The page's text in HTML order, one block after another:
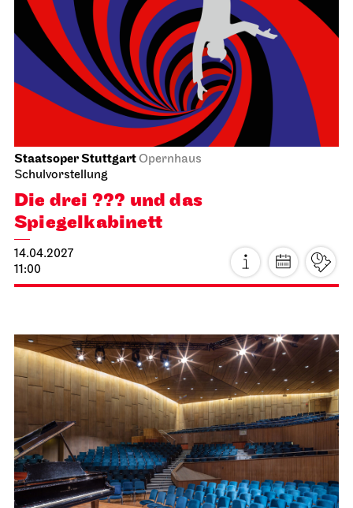
Stuttgarter Ballett
Opernhaus
Ballettabend
MODERN ELEGIES
29.03.2027
Di, 30.03.2027
Staatsoper StuttgartOpernhaus
La traviata
30.03.2027
19:00